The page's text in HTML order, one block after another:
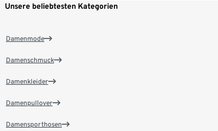
Unsere beliebtesten Kategorien
Damenmode
Damenschmuck
Damenkleider
Damenpullover
Damensporthosen